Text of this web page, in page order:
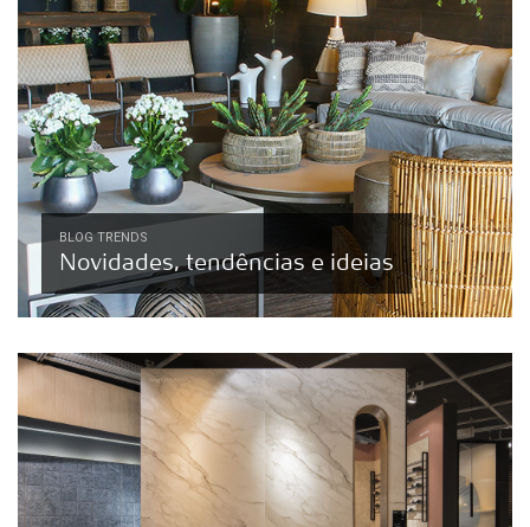
BLOG TRENDS
Novidades, tendências e ideias